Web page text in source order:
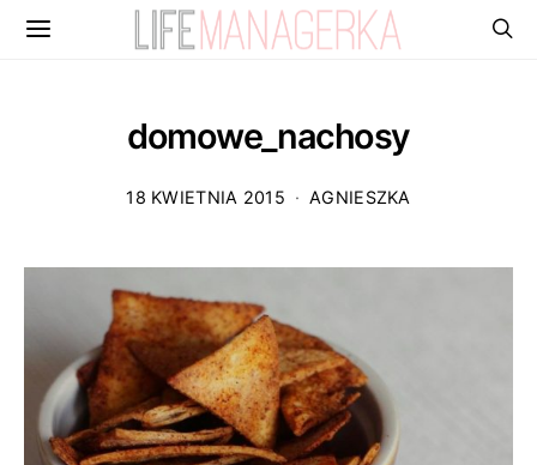
domowe_nachosy
18 KWIETNIA 2015 AGNIESZKA